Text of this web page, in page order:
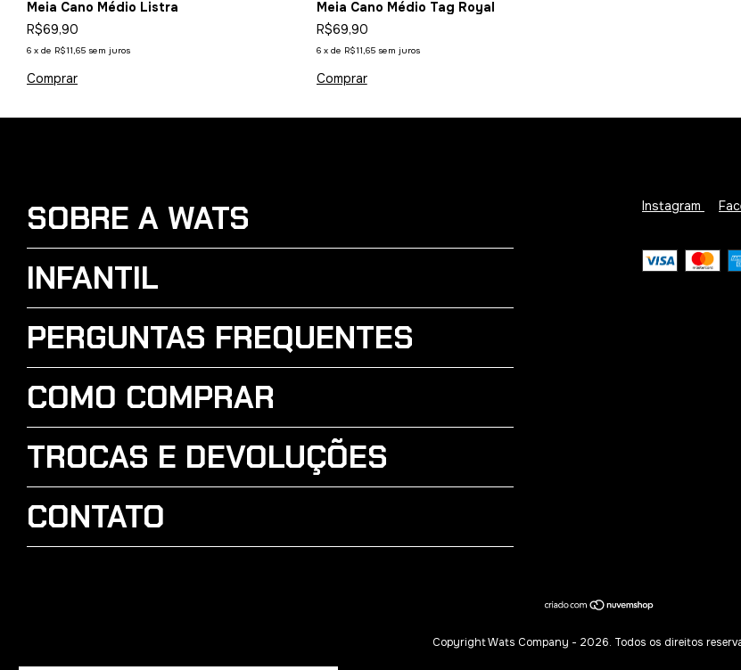
Meia Cano Médio Listra
R$69,90
6 x de R$11,65 sem juros
Meia Cano Médio Tag Royal
R$69,90
6 x de R$11,65 sem juros
Comprar
SOBRE A WATS
INFANTIL
PERGUNTAS FREQUENTES
COMO COMPRAR
TROCAS E DEVOLUÇÕES
CONTATO
Instagram
Copyright Wats Company - 2026. Todos os direitos